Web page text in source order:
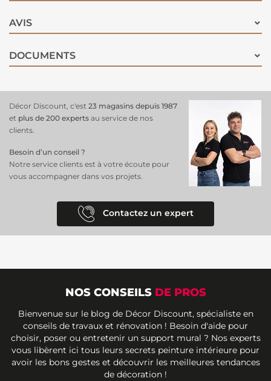
AVIS
DOCUMENTS
Décor Discount, c'est 23 magasins depuis 1987
et plus de 200 experts au service de nos
clients.
Besoin d’un conseil ?
Notre service clients est à votre écoute pour
vous accompagner dans vos projets.
Contactez un expert
NOS CONSEILS DE PROS
Bienvenue sur le blog de Décor Discount, spécialiste en
conseils de travaux et rénovation ! Besoin d'aide pour
choisir, poser ou entretenir un support mural ? Nos experts
vous libèrent ici tous leurs secrets peinture intérieure pour
avoir les bons gestes et découvrir les meilleures tendances
de décoration !